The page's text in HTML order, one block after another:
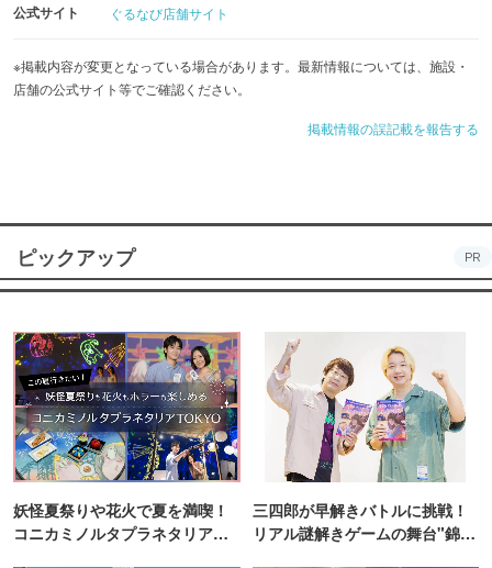
公式サイト ぐるなび店舗サイト
※掲載内容が変更となっている場合があります。最新情報については、施設・
店舗の公式サイト等でご確認ください。
掲載情報の誤記載を報告する
ピックアップ PR
妖怪夏祭りや花火で夏を満喫！
コニカミノルタプラネタリア
三四郎が早解きバトルに挑戦！
リアル謎解きゲームの舞台"錦糸